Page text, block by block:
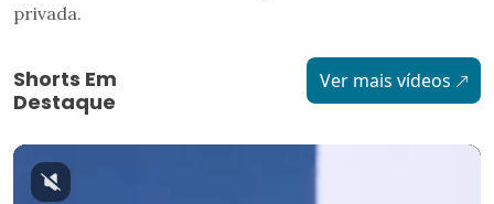
privada.
Shorts Em
Destaque
Ver mais vídeos